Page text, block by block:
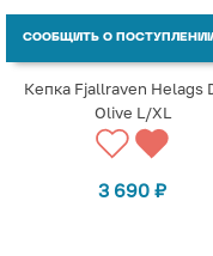
СООБЩИТЬ О
Кепка Fjallraven Helags
Olive L/XL
3 690 ₽